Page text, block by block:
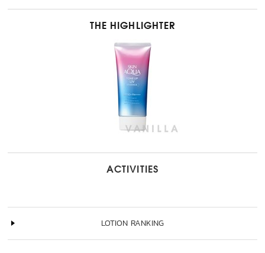
THE HIGHLIGHTER
ACTIVITIES
LOTION RANKING